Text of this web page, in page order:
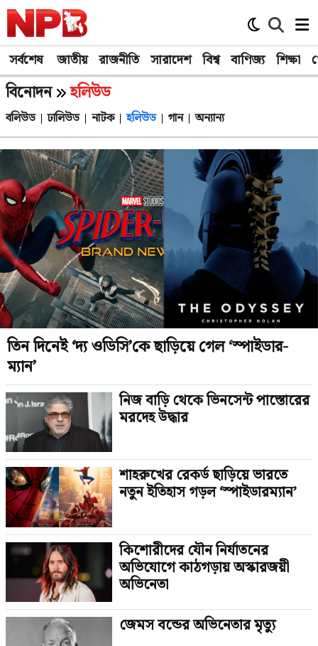
সর্বশেষ জাতীয় রাজনীতি সারাদেশ বিশ্ব বাণিজ্য শিক্ষা
বিনোদন হলিউড
বলিউড ঢালিউড নাটক হলিউড গান অন্যান্য
তিন দিনেই ‘দ্য ওডিসি’কে ছাড়িয়ে গেল ‘স্পাইডার-
ম্যান’
নিজ বাড়ি থেকে ভিনসেন্ট পাস্তোরের
মরদেহ উদ্ধার
শাহরুখের রেকর্ড ছাড়িয়ে ভারতে
নতুন ইতিহাস গড়ল ‘স্পাইডারম্যান’
কিশোরীদের যৌন নির্যাতনের
অভিযোগে কাঠগড়ায় অস্কারজয়ী
অভিনেতা
জেমস বন্ডের অভিনেতার মৃত্যু